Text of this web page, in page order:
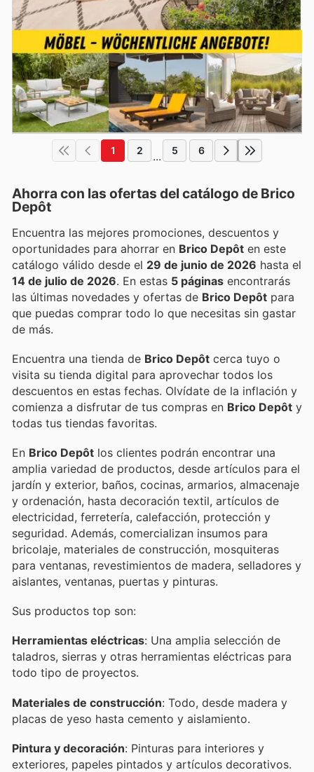
1 2 ... 5 6
Ahorra con las ofertas del catálogo de Brico
Depôt
Encuentra las mejores promociones, descuentos y
oportunidades para ahorrar en Brico Depôt en este
catálogo válido desde el 29 de junio de 2026 hasta el
14 de julio de 2026 . En estas 5 páginas encontrarás
las últimas novedades y ofertas de Brico Depôt para
que puedas comprar todo lo que necesitas sin gastar
de más.
Encuentra una tienda de Brico Depôt cerca tuyo o
visita su tienda digital para aprovechar todos los
descuentos en estas fechas. Olvídate de la inflación y
comienza a disfrutar de tus compras en Brico Depôt y
todas tus tiendas favoritas.
En Brico Depôt los clientes podrán encontrar una
amplia variedad de productos, desde artículos para el
jardín y exterior, baños, cocinas, armarios, almacenaje
y ordenación, hasta decoración textil, artículos de
electricidad, ferretería, calefacción, protección y
seguridad. Además, comercializan insumos para
bricolaje, materiales de construcción, mosquiteras
para ventanas, revestimientos de madera, selladores y
aislantes, ventanas, puertas y pinturas.
Sus productos top son:
Herramientas eléctricas: Una amplia selección de
taladros, sierras y otras herramientas eléctricas para
todo tipo de proyectos.
Materiales de construcción: Todo, desde madera y
placas de yeso hasta cemento y aislamiento.
Pintura y decoración: Pinturas para interiores y
exteriores, papeles pintados y artículos decorativos.